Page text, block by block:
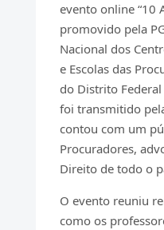
evento online “10
promovido pela
Nacional dos
e Escolas das
do Distrito
foi transmitido
contou com um
Procuradores,
Direito de todo o
O evento reuniu
como os